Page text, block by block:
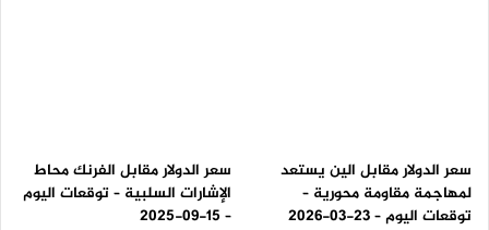
سعر الدولار مقابل الين يستعد
لمهاجمة مقاومة محورية –
توقعات اليوم – 23-03-2026
سعر الدولار مقابل الفرنك محاط
الإشارات السلبية – توقعات اليوم
– 15-09-2025